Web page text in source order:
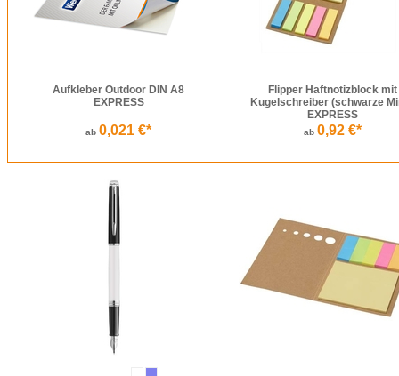
Aufkleber Outdoor DIN A8
EXPRESS
ab 0,021 €*
Flipper Haftnotizblock mit
Kugelschreiber (schwarze
EXPRESS
ab 0,92 €*